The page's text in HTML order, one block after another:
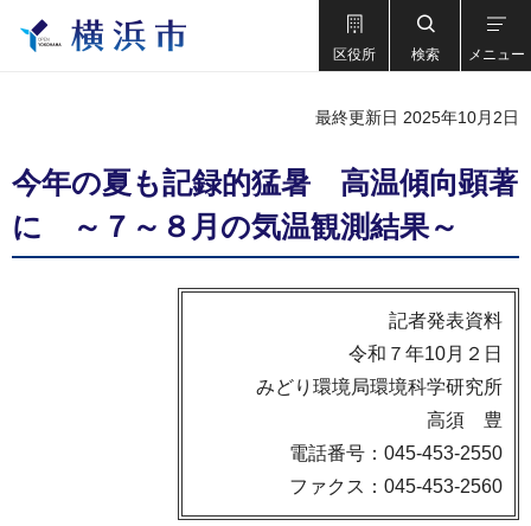
区役所 検索 メニュー
最終更新日 2025年10月2日
今年の夏も記録的猛暑 高温傾向顕著
に ～７～８月の気温観測結果～
記者発表資料
令和７年10月２日
みどり環境局環境科学研究所
高須 豊
電話番号：045-453-2550
ファクス：045-453-2560